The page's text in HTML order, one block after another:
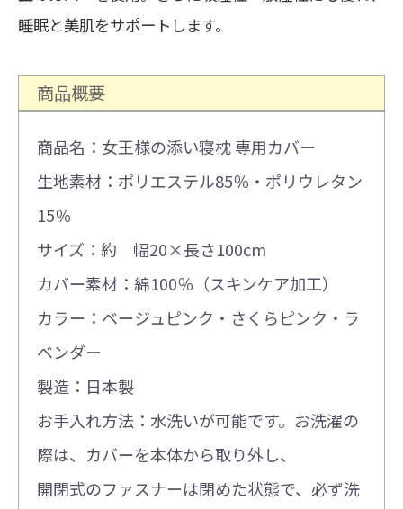
睡眠と美肌をサポートします。
商品概要
商品名：女王様の添い寝枕 専用カバー
生地素材：ポリエステル85％・ポリウレタン
15％
サイズ：約 幅20×長さ100cm
カバー素材：綿100％（スキンケア加工）
カラー：ベージュピンク・さくらピンク・ラ
ベンダー
製造：日本製
お手入れ方法：水洗いが可能です。お洗濯の
際は、カバーを本体から取り外し、
開閉式のファスナーは閉めた状態で、必ず洗